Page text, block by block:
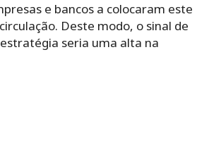
e bancos a colocaram este
Deste modo, o sinal de
seria uma alta na